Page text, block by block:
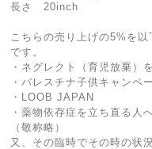
長さ 20inch
こちらの売り上げの5%を
です。
・ネグレクト（育児放棄）
・パレスチナ子供キャンペ
・LOOB JAPAN
・薬物依存症を立ち直る人
（敬称略）
又、その臨時でその時の状